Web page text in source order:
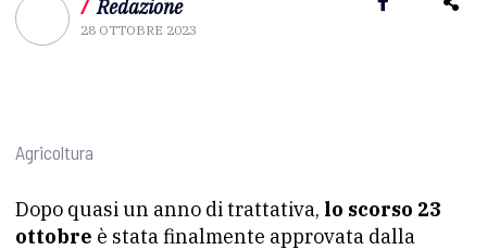
/ Redazione
28 OTTOBRE 2023
Agricoltura
Dopo quasi un anno di trattativa, lo scorso 23
ottobre è stata finalmente approvata dalla